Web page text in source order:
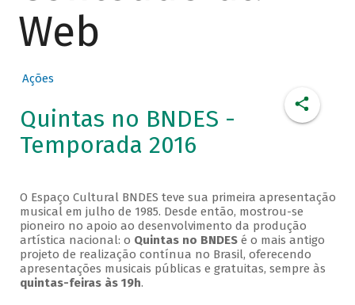
Web
Ações
Quintas no BNDES -
Temporada 2016
O Espaço Cultural BNDES teve sua primeira apresentação
musical em julho de 1985. Desde então, mostrou-se
pioneiro no apoio ao desenvolvimento da produção
artística nacional: o Quintas no BNDESé o mais antigo
projeto de realização contínua no Brasil, oferecendo
apresentações musicais públicas e gratuitas, sempre às
quintas-feiras às 19h.